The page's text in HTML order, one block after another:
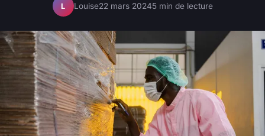
L Louise22 mars 20245 min de lecture